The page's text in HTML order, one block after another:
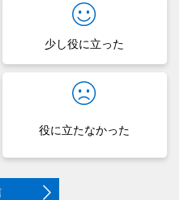
少し役に立った
役に立たなかった